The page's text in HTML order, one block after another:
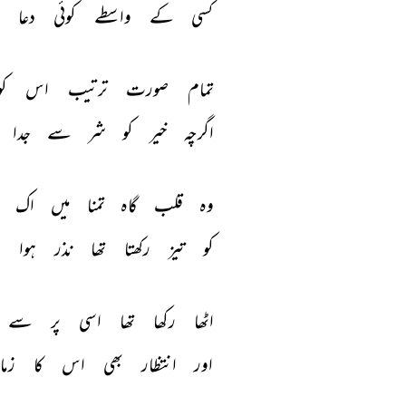
کسی کے واسطے کوئی دعا
تمام صورت ترتیب اس
اگرچہ
خیر کو شر سے جدا
وہ قلب گاہ تمنا میں
اک
کو
تیز رکھتا تھا نذر ہوا
اٹھا رکھا تھا اسی پر
سے
اور
انتظار بھی اس کا